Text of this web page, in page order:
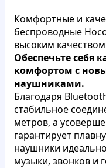
Комфортные и
беспроводные
высоким
Обеспечьте себя
комфортом с
наушниками.
Благодаря
стабильное
метров, а
гарантирует
наушники
музыки, звонков и